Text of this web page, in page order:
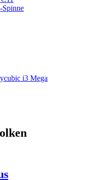
Spinne
i3 Mega